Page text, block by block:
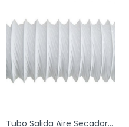
Tubo Salida Aire Secadora Ø125 mm. x 3 Metros